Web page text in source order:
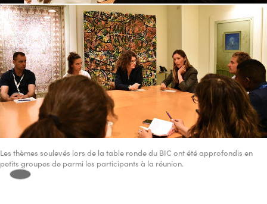
Les thèmes soulevés lors de la table ronde du BIC ont été approfondis en
petits groupes de parmi les participants à la réunion.